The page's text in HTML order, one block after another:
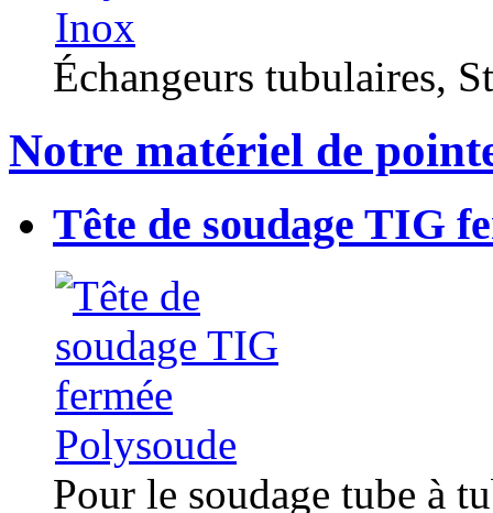
Échangeurs tubulaires,
Notre matériel de
Tête de soudage TIG
Pour le soudage tube à